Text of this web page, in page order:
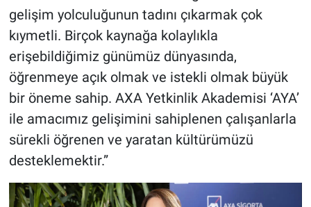
gelişim yolculuğunun tadını çıkarmak çok
kıymetli. Birçok kaynağa kolaylıkla
erişebildiğimiz günümüz dünyasında,
öğrenmeye açık olmak ve istekli olmak büyük
bir öneme sahip. AXA Yetkinlik Akademisi ‘AYA’
ile amacımız gelişimini sahiplenen çalışanlarla
sürekli öğrenen ve yaratan kültürümüzü
desteklemektir.”